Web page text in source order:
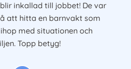
inkallad till jobbet! De var
att hitta en barnvakt som
med situationen och
Topp betyg!